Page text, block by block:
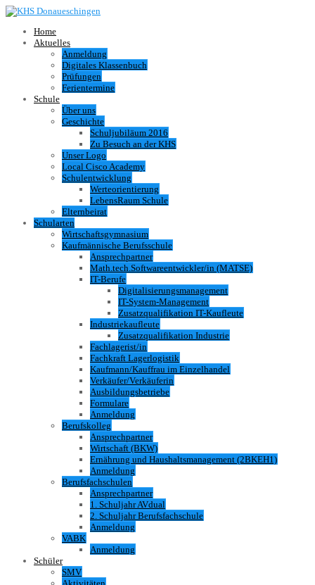
Home
Aktuelles
Anmeldung
Digitales Klassenbuch
Prüfungen
Ferientermine
Schule
Über uns
Geschichte
Schuljubiläum 2016
Zu Besuch an der KHS
Unser Logo
Local Cisco Academy
Schulentwicklung
Werteorientierung
LebensRaum Schule
Elternbeirat
Schularten
Wirtschaftsgymnasium
Kaufmännische Berufsschule
Ansprechpartner
Math.tech.Softwareentwickler/in (MATSE)
IT-Berufe
Digitalisierungsmanagement
IT-System-Management
Zusatzqualifikation IT-Kaufleute
Industriekaufleute
Zusatzqualifikation Industrie
Fachlagerist/in
Fachkraft Lagerlogistik
Kaufmann/Kauffrau im Einzelhandel
Verkäufer/Verkäuferin
Ausbildungsbetriebe
Formulare
Anmeldung
Berufskolleg
Ansprechpartner
Wirtschaft (BKW)
Ernährung und Haushaltsmanagement (2BKEH1)
Anmeldung
Berufsfachschulen
Ansprechpartner
1. Schuljahr AVdual
2. Schuljahr Berufsfachschule
Anmeldung
VABK
Anmeldung
Schüler
SMV